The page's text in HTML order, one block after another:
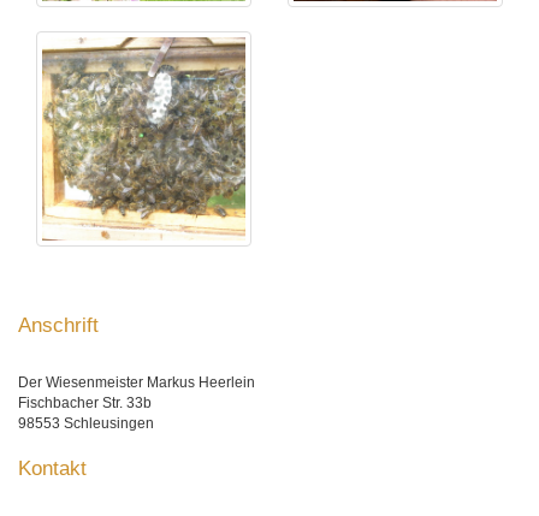
Anschrift
Der Wiesenmeister Markus Heerlein
Fischbacher Str. 33b
98553 Schleusingen
Kontakt